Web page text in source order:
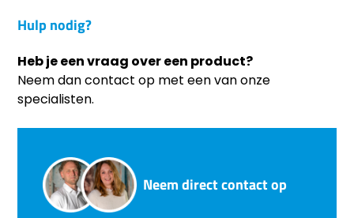
Hulp nodig?
Heb je een vraag over een product?
Neem dan contact op met een van onze
specialisten.
Neem direct contact op